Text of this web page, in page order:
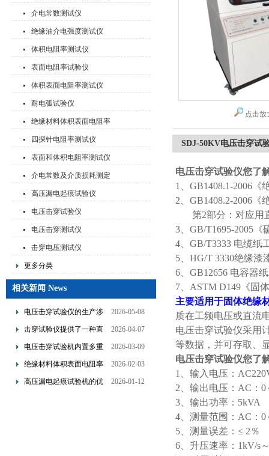
介电常数测试仪
绝缘油介电强度测试仪
体积电阻率测试仪
表面电阻率试验仪
体积表面电阻率测试仪
耐电弧试验仪
绝缘材料体积表面电阻率
测试仪
四探针电阻率测试仪
表面和体积电阻率测试仪
介电常数及介质损耗测定
仪
高压漏电起痕试验仪
电压击穿试验仪
电压击穿测试仪
击穿电压测试仪
更多分类
相关新闻 News
电压击穿试验仪的生产涉
及了多个技术领域的整合
2026-05-08
击穿试验仪提供了一种直
观且量化的评估手段
2026-04-07
电压击穿试验机内置多重
保护机制可避免操作风险
2026-03-09
绝缘材料体积表面电阻率
测试仪是基于欧姆定律设
2026-02-03
高压漏电起痕试验机的优
2026-01-12
点击放
SDJ-50KV电压击穿试
电压击穿试验仪您了
1、GB1408.1-2006
2、GB1408.2-2006
第2部分：对应用
3、GB/T1695-2005
4、GB/T3333 电缆纸
5、HG/T 3330绝缘漆
6、GB12656 电容器
7、ASTM D149《固
主要适用于固体绝缘
质在工频电压或直流
电压击穿试验仪采用
等数据，并可存取、
电压击穿试验仪您了
1、输入电压：
2、输出电压：AC：
3、输出功率：5kVA
4、测量范围：AC：
5、测量误差：≤ 2％
6、升压速率：1kV/s